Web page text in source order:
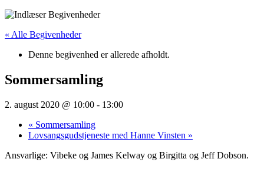
« Alle Begivenheder
Denne begivenhed er allerede afholdt.
Sommersamling
2. august 2020 @ 10:00 - 13:00
« Sommersamling
Lovsangsgudstjeneste med Hanne Vinsten »
Ansvarlige: Vibeke og James Kelway og Birgitta og Jeff Dobson.